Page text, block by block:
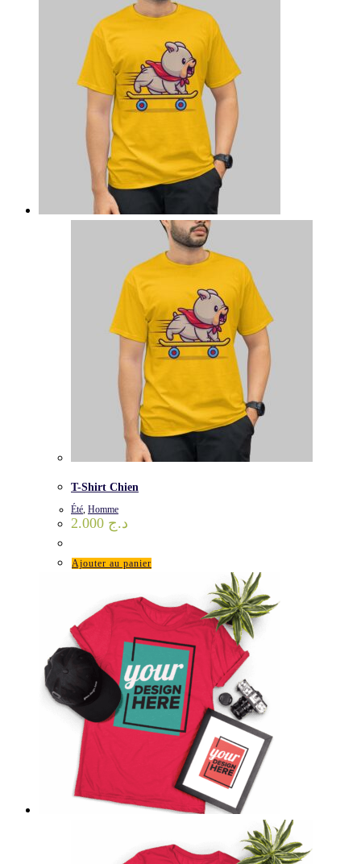
T-Shirt Chien
Été, Homme
د.ج
Ajouter au panier